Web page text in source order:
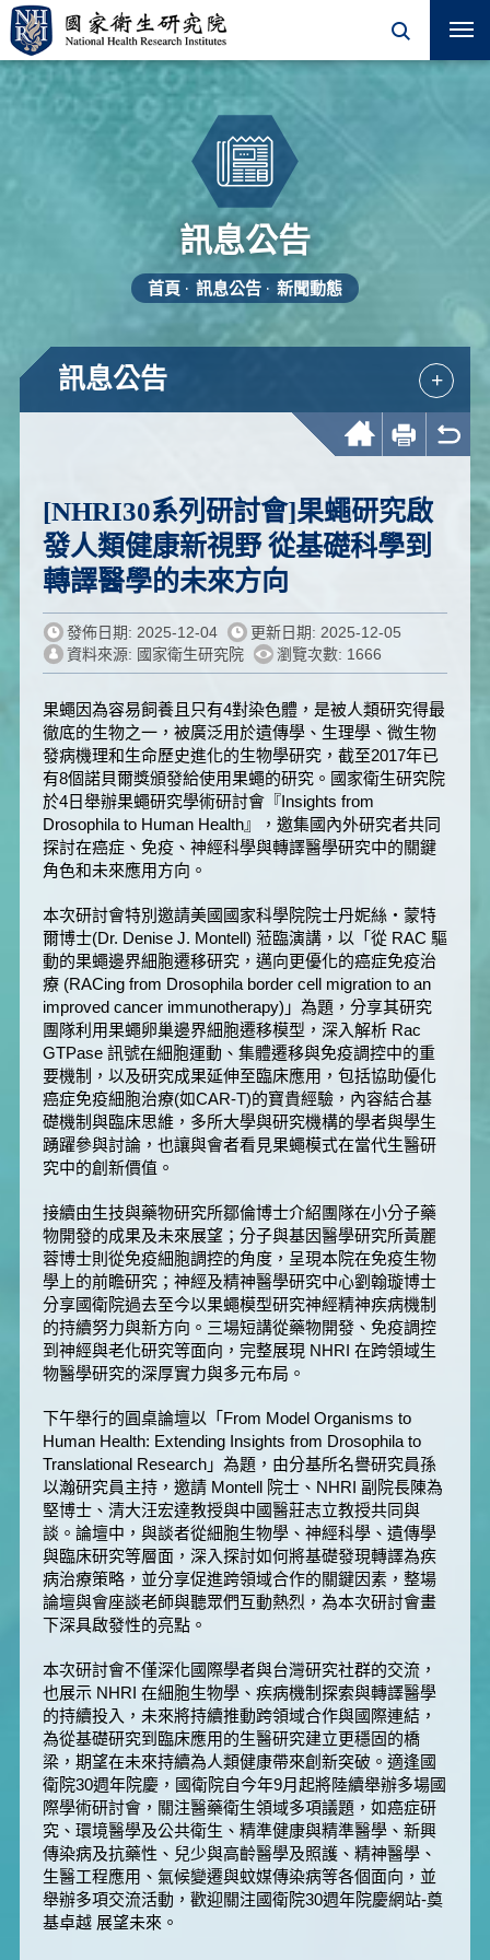
訊息公告
首頁 訊息公告 新聞動態
訊息公告 +
友善列印
[NHRI30系列研討會]果蠅研究啟
發人類健康新視野 從基礎科學到
轉譯醫學的未來方向
發佈日期: 2025-12-04
更新日期: 2025-12-05
資料來源: 國家衛生研究院
瀏覽次數: 1666
果蠅因為容易飼養且只有4對染色體，是被人類研究得最
徹底的生物之一，被廣泛用於遺傳學、生理學、微生物
發病機理和生命歷史進化的生物學研究，截至2017年已
有8個諾貝爾獎頒發給使用果蠅的研究。國家衛生研究院
於4日舉辦果蠅研究學術研討會『Insights from
Drosophila to Human Health』，邀集國內外研究者共同
探討在癌症、免疫、神經科學與轉譯醫學研究中的關鍵
角色和未來應用方向。
本次研討會特別邀請美國國家科學院院士丹妮絲・蒙特
爾博士(Dr. Denise J. Montell) 蒞臨演講，以「從 RAC 驅
動的果蠅邊界細胞遷移研究，邁向更優化的癌症免疫治
療 (RACing from Drosophila border cell migration to an
improved cancer immunotherapy)」為題，分享其研究
團隊利用果蠅卵巢邊界細胞遷移模型，深入解析 Rac
GTPase 訊號在細胞運動、集體遷移與免疫調控中的重
要機制，以及研究成果延伸至臨床應用，包括協助優化
癌症免疫細胞治療(如CAR-T)的寶貴經驗，內容結合基
礎機制與臨床思維，多所大學與研究機構的學者與學生
踴躍參與討論，也讓與會者看見果蠅模式在當代生醫研
究中的創新價值。
接續由生技與藥物研究所鄒倫博士介紹團隊在小分子藥
物開發的成果及未來展望；分子與基因醫學研究所黃麗
蓉博士則從免疫細胞調控的角度，呈現本院在免疫生物
學上的前瞻研究；神經及精神醫學研究中心劉翰璇博士
分享國衛院過去至今以果蠅模型研究神經精神疾病機制
的持續努力與新方向。三場短講從藥物開發、免疫調控
到神經與老化研究等面向，完整展現 NHRI 在跨領域生
物醫學研究的深厚實力與多元布局。
下午舉行的圓桌論壇以「From Model Organisms to
Human Health: Extending Insights from Drosophila to
Translational Research」為題，由分基所名譽研究員孫
以瀚研究員主持，邀請 Montell 院士、NHRI 副院長陳為
堅博士、清大汪宏達教授與中國醫莊志立教授共同與
談。論壇中，與談者從細胞生物學、神經科學、遺傳學
與臨床研究等層面，深入探討如何將基礎發現轉譯為疾
病治療策略，並分享促進跨領域合作的關鍵因素，整場
論壇與會座談老師與聽眾們互動熱烈，為本次研討會畫
下深具啟發性的亮點。
本次研討會不僅深化國際學者與台灣研究社群的交流，
也展示 NHRI 在細胞生物學、疾病機制探索與轉譯醫學
的持續投入，未來將持續推動跨領域合作與國際連結，
為從基礎研究到臨床應用的生醫研究建立更穩固的橋
梁，期望在未來持續為人類健康帶來創新突破。適逢國
衛院30週年院慶，國衛院自今年9月起將陸續舉辦多場國
際學術研討會，關注醫藥衛生領域多項議題，如癌症研
究、環境醫學及公共衛生、精準健康與精準醫學、新興
傳染病及抗藥性、兒少與高齡醫學及照護、精神醫學、
生醫工程應用、氣候變遷與蚊媒傳染病等各個面向，並
舉辦多項交流活動，歡迎關注國衛院30週年院慶網站-奠
基卓越 展望未來。